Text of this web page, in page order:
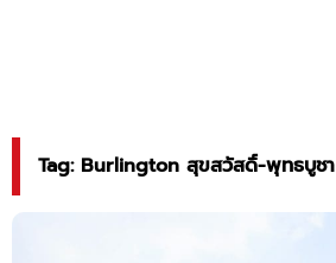
Tag: Burlington สุขสวัสดิ์-พุทธบูชา